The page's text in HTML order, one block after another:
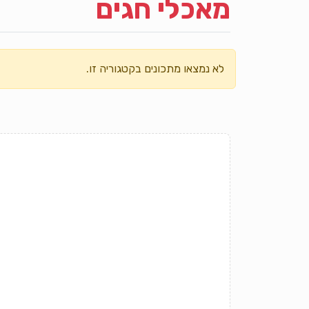
מאכלי חגים
לא נמצאו מתכונים בקטגוריה זו.